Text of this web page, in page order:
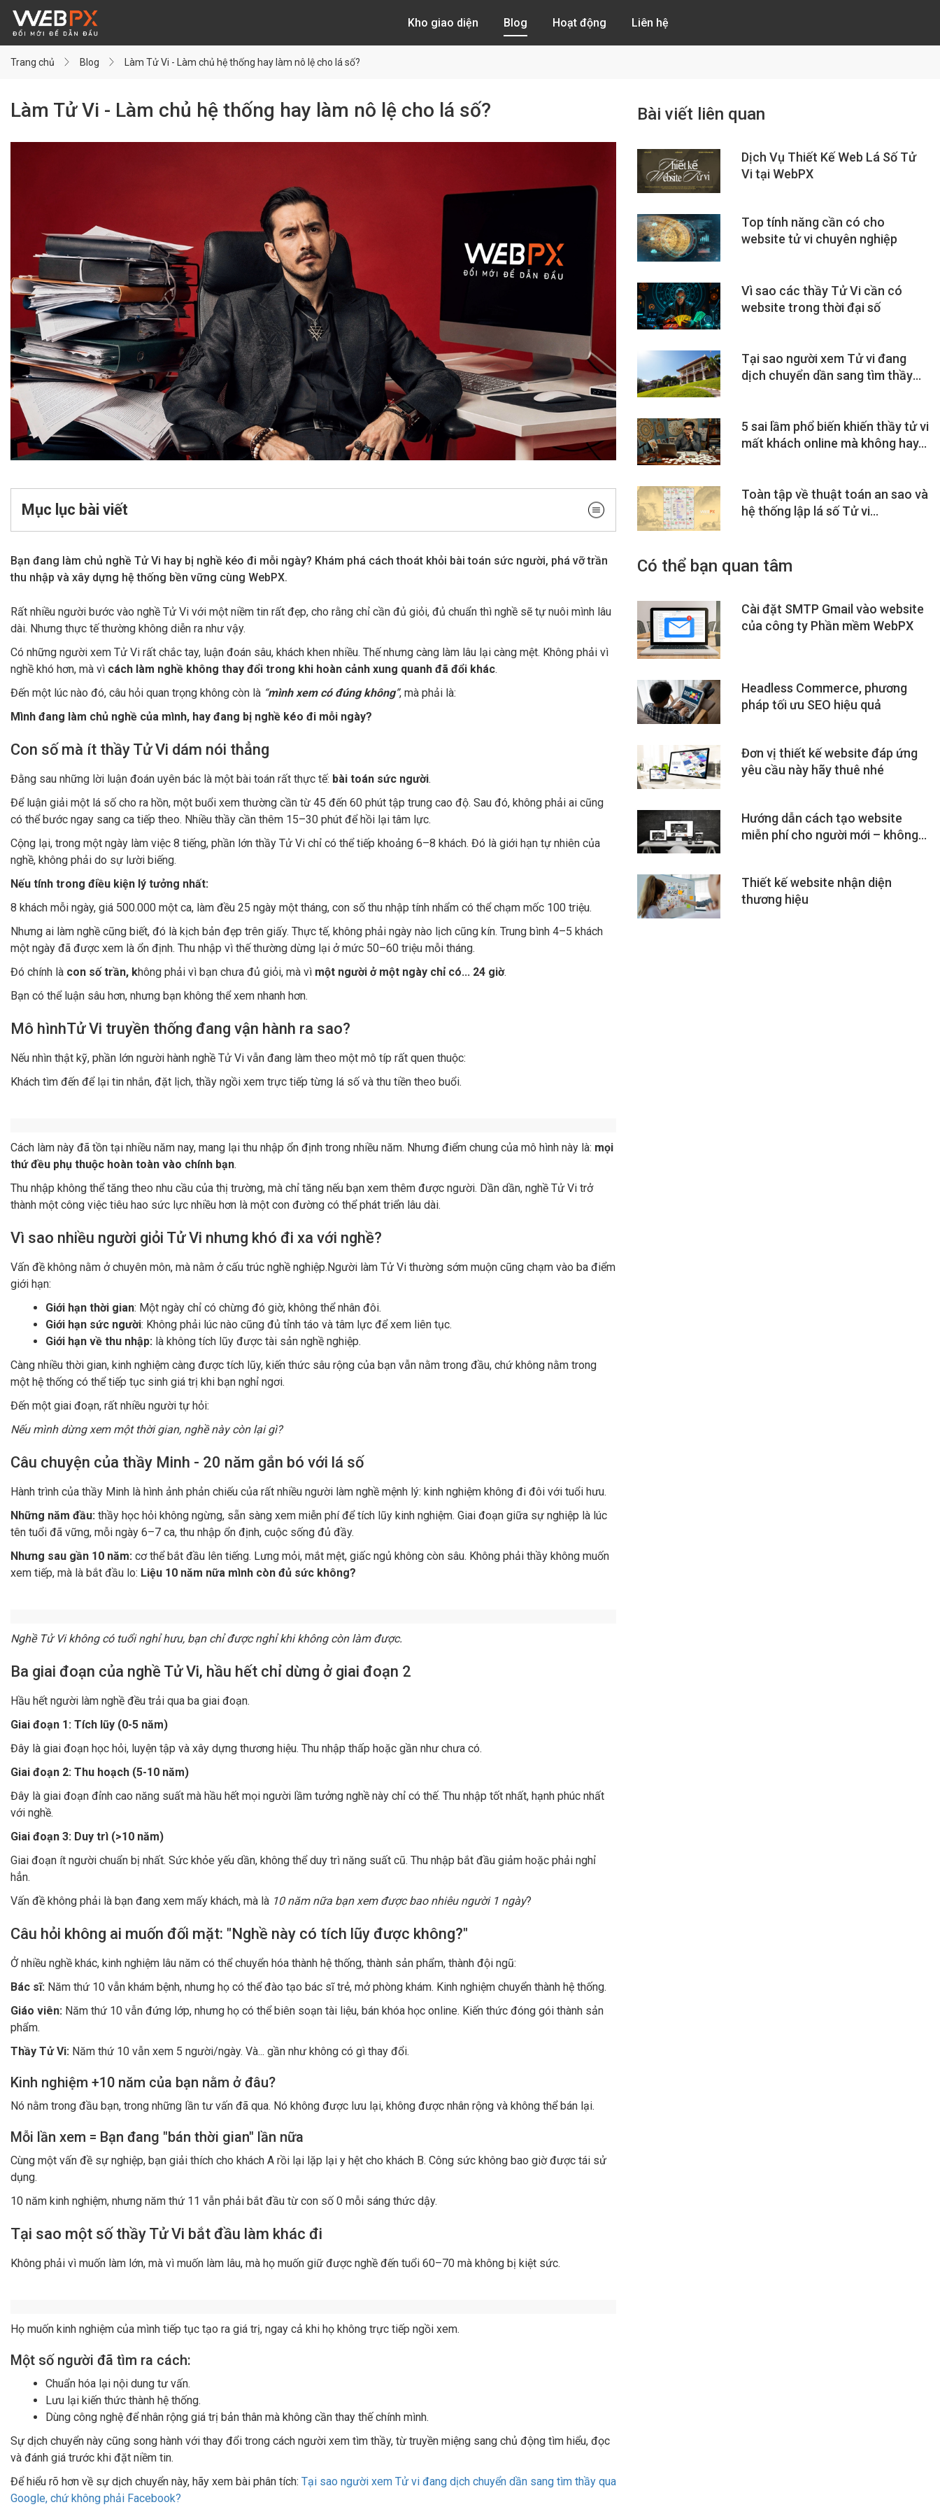
Kho giao diện Blog Hoạt động Liên hệ
Trang chủ Blog Làm Tử Vi - Làm chủ hệ thống hay làm nô lệ cho lá số?
Làm Tử Vi - Làm chủ hệ thống hay làm nô lệ cho lá số?
Mục lục bài viết
Bạn đang làm chủ nghề Tử Vi hay bị nghề kéo đi mỗi ngày? Khám phá cách thoát khỏi bài toán sức người, phá vỡ trần
thu nhập và xây dựng hệ thống bền vững cùng WebPX.
Rất nhiều người bước vào nghề Tử Vi với một niềm tin rất đẹp, cho rằng chỉ cần đủ giỏi, đủ chuẩn thì nghề sẽ tự nuôi mình lâu
dài. Nhưng thực tế thường không diễn ra như vậy.
Có những người xem Tử Vi rất chắc tay, luận đoán sâu, khách khen nhiều. Thế nhưng càng làm lâu lại càng mệt. Không phải vì
nghề khó hơn, mà vì cách làm nghề không thay đổi trong khi hoàn cảnh xung quanh đã đổi khác.
Đến một lúc nào đó, câu hỏi quan trọng không còn là “mình xem có đúng không”, mà phải là:
Mình đang làm chủ nghề của mình, hay đang bị nghề kéo đi mỗi ngày?
Con số mà ít thầy Tử Vi dám nói thẳng
Đằng sau những lời luận đoán uyên bác là một bài toán rất thực tế: bài toán sức người.
Để luận giải một lá số cho ra hồn, một buổi xem thường cần từ 45 đến 60 phút tập trung cao độ. Sau đó, không phải ai cũng
có thể bước ngay sang ca tiếp theo. Nhiều thầy cần thêm 15–30 phút để hồi lại tâm lực.
Cộng lại, trong một ngày làm việc 8 tiếng, phần lớn thầy Tử Vi chỉ có thể tiếp khoảng 6–8 khách. Đó là giới hạn tự nhiên của
nghề, không phải do sự lười biếng.
Nếu tính trong điều kiện lý tưởng nhất:
8 khách mỗi ngày, giá 500.000 một ca, làm đều 25 ngày một tháng, con số thu nhập tính nhẩm có thể chạm mốc 100 triệu.
Nhưng ai làm nghề cũng biết, đó là kịch bản đẹp trên giấy. Thực tế, không phải ngày nào lịch cũng kín. Trung bình 4–5 khách
một ngày đã được xem là ổn định. Thu nhập vì thế thường dừng lại ở mức 50–60 triệu mỗi tháng.
Đó chính là con số trần, không phải vì bạn chưa đủ giỏi, mà vì một người ở một ngày chỉ có... 24 giờ.
Bạn có thể luận sâu hơn, nhưng bạn không thể xem nhanh hơn.
Mô hìnhTử Vi truyền thống đang vận hành ra sao?
Nếu nhìn thật kỹ, phần lớn người hành nghề Tử Vi vẫn đang làm theo một mô típ rất quen thuộc:
Khách tìm đến để lại tin nhắn, đặt lịch, thầy ngồi xem trực tiếp từng lá số và thu tiền theo buổi.
Cách làm này đã tồn tại nhiều năm nay, mang lại thu nhập ổn định trong nhiều năm. Nhưng điểm chung của mô hình này là:
thứ đều phụ thuộc hoàn toàn vào chính bạn
Thu nhập không thể tăng theo nhu cầu của thị trường, mà chỉ tăng nếu bạn xem thêm được người. Dần dần, nghề Tử Vi trở
thành một công việc tiêu hao sức lực nhiều hơn là một con đường có thể phát triển lâu dài.
Vì sao nhiều người giỏi Tử Vi nhưng khó đi xa với nghề?
Giới hạn thời gian: Một ngày chỉ có chừng đó giờ, không thể nhân đôi.
Giới hạn sức người
: Không phải lúc nào cũng đủ tỉnh táo và tâm lực để xem liên tục.
Giới hạn về thu nhập:là không tích lũy được tài sản nghề nghiệp.
Càng nhiều thời gian, kinh nghiệm càng được tích lũy, kiến thức sâu rộng của bạn vẫn nằm trong đầu, chứ không nằm trong
một hệ thống có thể tiếp tục sinh giá trị khi bạn nghỉ ngơi.
Đến một giai đoạn, rất nhiều người tự hỏi:
Nếu mình dừng xem một thời gian, nghề này còn lại gì?
Câu chuyện của thầy Minh - 20 năm gắn bó với lá số
Hành trình của thầy Minh là hình ảnh phản chiếu của rất nhiều người làm nghề mệnh lý: kinh nghiệm không đi đôi với tuổi hưu.
thầy học hỏi không ngừng, sẵn sàng xem miễn phí để tích lũy kinh nghiệm. Giai đoạn giữa sự nghiệp là lúc
tên tuổi đã vững, mỗi ngày 6–7 ca, thu nhập ổn định, cuộc sống đủ đầy.
Nhưng sau gần 10 năm:
cơ thể bắt đầu lên tiếng. Lưng mỏi, mắt mệt, giấc ngủ không còn sâu. Không phải thầy không muốn
xem tiếp, mà là bắt đầu lo:
Liệu 10 năm nữa mình còn đủ sức không?
Ba giai đoạn của nghề Tử Vi, hầu hết chỉ dừng ở giai đoạn 2
Hầu hết người làm nghề đều trải qua ba giai đoạn.
Giai đoạn 1: Tích lũy (0-5 năm)
Đây là giai đoạn học hỏi, luyện tập và xây dựng thương hiệu. Thu nhập thấp hoặc gần như chưa có.
Giai đoạn 2: Thu hoạch (5-10 năm)
Đây là giai đoạn đỉnh cao năng suất mà hầu hết mọi người lầm tưởng nghề này chỉ có thế. Thu nhập tốt nhất, hạnh phúc nhất
Giai đoạn 3: Duy trì (>10 năm)
Giai đoạn ít người chuẩn bị nhất. Sức khỏe yếu dần, không thể duy trì năng suất cũ. Thu nhập bắt đầu giảm hoặc phải nghỉ
Vấn đề không phải là bạn đang xem mấy khách, mà là 10 năm nữa bạn xem được bao nhiêu người 1 ngày
Câu hỏi không ai muốn đối mặt: "Nghề này có tích lũy được không?"
Bác sĩ:Năm thứ 10 vẫn khám bệnh, nhưng họ có thể đào tạo bác sĩ trẻ, mở phòng khám. Kinh nghiệm chuyển thành hệ thống.
phẩm.
Thầy Tử Vi:Năm thứ 10 vẫn xem 5 người/ngày. Và... gần như không có gì thay đổi.
Kinh nghiệm +10 năm của bạn nằm ở đâu?
Nó nằm trong đầu bạn, trong những lần tư vấn đã qua. Nó không được lưu lại, không được nhân rộng và không thể bán lại.
Mỗi lần xem = Bạn đang "bán thời gian" lần nữa
Cùng một vấn đề sự nghiệp, bạn giải thích cho khách A rồi lại lặp lại y hệt cho khách B. Công sức không bao giờ được tái sử
Bài viết liên quan
Dịch Vụ Thiết Kế Web Lá Số Tử
Vi tại WebPX
Top tính năng cần có cho
website tử vi chuyên nghiệp
Vì sao các thầy Tử Vi cần có
website trong thời đại số
Tại sao người xem Tử vi đang
dịch chuyển dần sang tìm thầy
5 sai lầm phổ biến khiến thầy tử vi
mất khách online mà không hay...
Toàn tập về thuật toán an sao và
hệ thống lập lá số Tử vi...
Có thể bạn quan tâm
Cài đặt SMTP Gmail vào website
của công ty Phần mềm WebPX
Headless Commerce, phương
pháp tối ưu SEO hiệu quả
Đơn vị thiết kế website đáp ứng
yêu cầu này hãy thuê nhé
Hướng dẫn cách tạo website
miễn phí cho người mới – không
Thiết kế website nhận diện
thương hiệu